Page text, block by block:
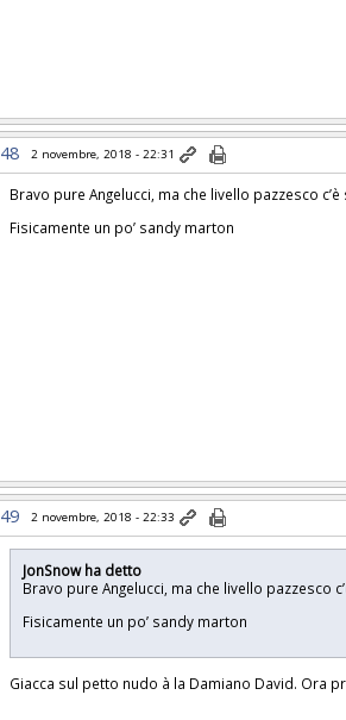
48 2 novembre, 2018 - 22:31
Bravo pure Angelucci, ma che livello pazzesco c’è
Fisicamente un po’ sandy marton
49 2 novembre, 2018 - 22:33
JonSnow ha detto
Bravo pure Angelucci, ma che livello pazzesco
Fisicamente un po’ sandy marton
Giacca sul petto nudo à la Damiano David. Ora